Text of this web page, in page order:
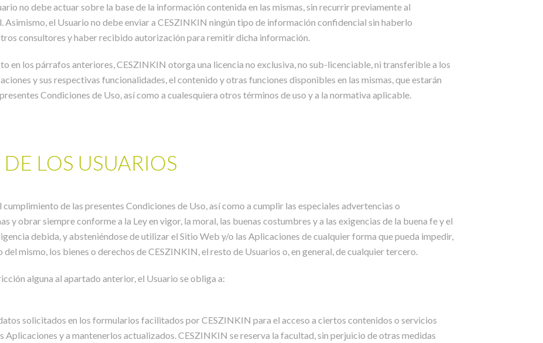
no debe actuar sobre la base de la información contenida en las mismas, sin recurrir previamente al
el Usuario no debe enviar a CESZINKIN ningún tipo de información confidencial sin haberlo
consultores y haber recibido autorización para remitir dicha información.
en los párrafos anteriores, CESZINKIN otorga una licencia no exclusiva, no sub-licenciable, ni transferible a los
y sus respectivas funcionalidades, el contenido y otras funciones disponibles en las mismas, que estarán
Condiciones de Uso, así como a cualesquiera otros términos de uso y a la normativa aplicable.
LOS USUARIOS
de las presentes Condiciones de Uso, así como a cumplir las especiales advertencias o
y obrar siempre conforme a la Ley en vigor, la moral, las buenas costumbres y a las exigencias de la buena fe y el
debida, y absteniéndose de utilizar el Sitio Web y/o las Aplicaciones de cualquier forma que pueda impedir,
mismo, los bienes o derechos de CESZINKIN, el resto de Usuarios o, en general, de cualquier tercero.
alguna al apartado anterior, el Usuario se obliga a:
solicitados en los formularios facilitados por CESZINKIN para el acceso a ciertos contenidos o servicios
y a mantenerlos actualizados. CESZINKIN se reserva la facultad, sin perjuicio de otras medidas